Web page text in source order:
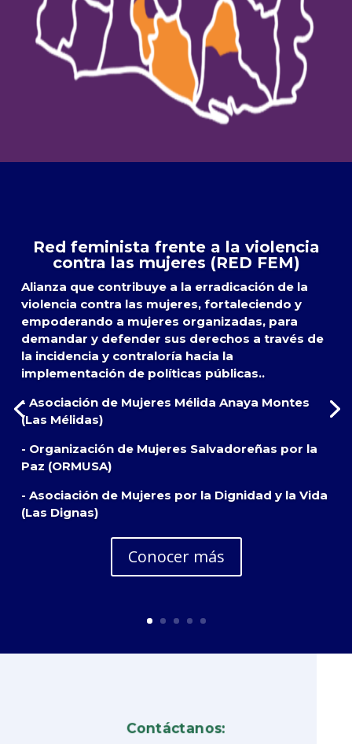
Red feminista frente a la violencia
contra las mujeres (RED FEM)
Alianza que contribuye a la erradicación de la
violencia contra las mujeres, fortaleciendo y
empoderando a mujeres organizadas, para
demandar y defender sus derechos a través de
la incidencia y contraloría hacia la
implementación de políticas públicas..
- Asociación de Mujeres Mélida Anaya Montes
(Las Mélidas)
- Organización de Mujeres Salvadoreñas por la
Paz (ORMUSA)
- Asociación de Mujeres por la Dignidad y la Vida
(Las Dignas)
Conocer más
Contáctanos: